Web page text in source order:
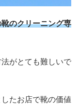
のクリーニング専
がとても難しいで
たお店で靴の価値